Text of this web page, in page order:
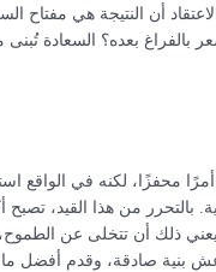
أن النتيجة هي مفتاح
بعده؟ السعادة تُبنى
أمرًا محفزًا، لكنه في
بالتحرر من هذا القيد، تصبح
لا يعني ذلك أن تتخلى عن
بنية صادقة، وقدم أفضل ما